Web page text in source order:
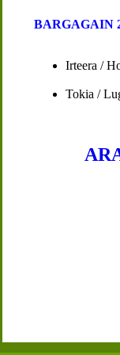
BARGAGAIN
Irteera /
Tokia /